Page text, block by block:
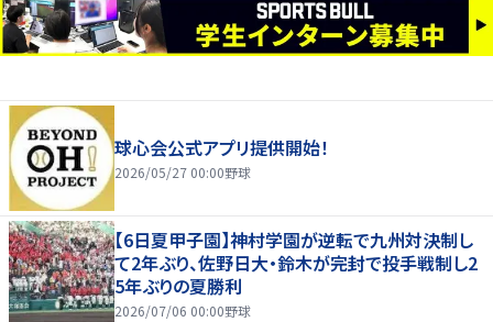
球心会公式アプリ提供開始！
2026/05/27 00:00野球
【6日夏甲子園】神村学園が逆転で九州対決制し
て2年ぶり、佐野日大・鈴木が完封で投手戦制し2
5年ぶりの夏勝利
2026/07/06 00:00野球